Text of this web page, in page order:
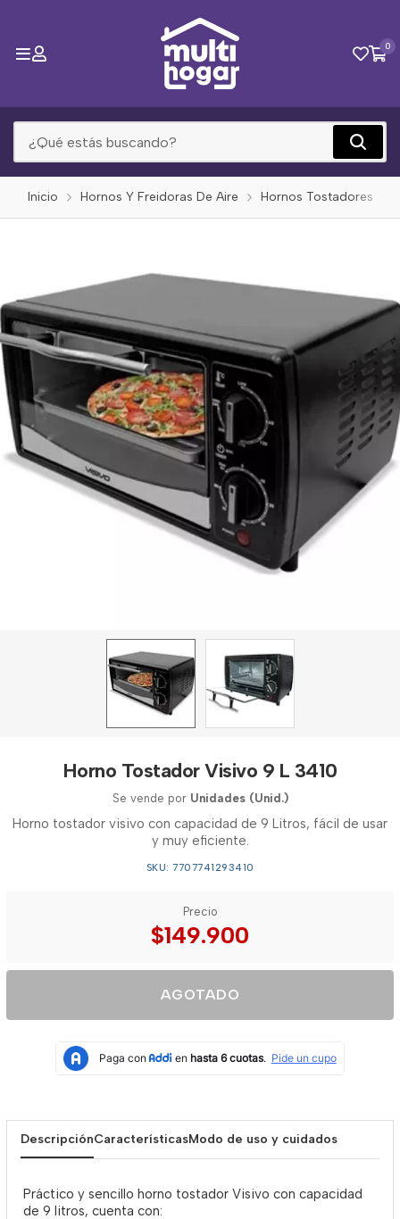
0
Inicio Hornos Y Freidoras De Aire Hornos Tostadores
Horno Tostador Visivo 9 L 3410
Se vende por Unidades (Unid.)
Horno tostador visivo con capacidad de 9 Litros, fácil de usar
y muy eficiente.
SKU: 7707741293410
Precio
$149.900
AGOTADO
DescripciónCaracterísticasModo de uso y cuidados
Práctico y sencillo horno tostador Visivo con capacidad
de 9 litros, cuenta con: